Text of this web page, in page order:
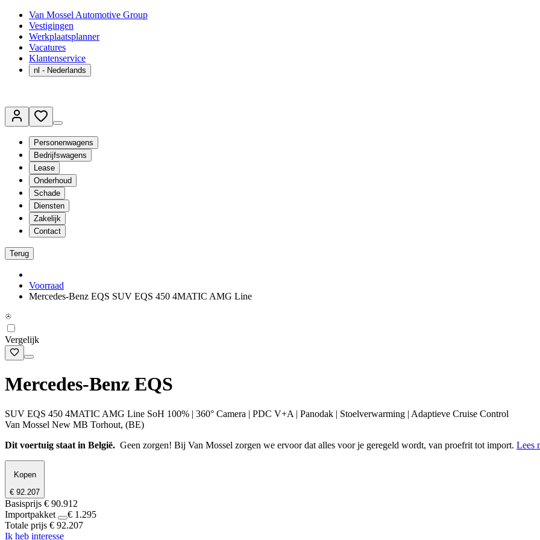
Van Mossel Automotive Group
Vestigingen
Werkplaatsplanner
Vacatures
Klantenservice
nl - Nederlands
Personenwagens
Bedrijfswagens
Lease
Onderhoud
Schade
Diensten
Zakelijk
Contact
Terug
Voorraad
Mercedes-Benz EQS SUV EQS 450 4MATIC AMG Line
Vergelijk
Mercedes-Benz EQS
SUV EQS 450 4MATIC AMG Line SoH 100% | 360° Camera | PDC V+A | Panodak | Stoelverwarming | Adaptieve Cruise Control
Van Mossel New MB Torhout, (BE)
Dit voertuig staat in België. Geen zorgen! Bij Van Mossel zorgen we ervoor dat alles voor je geregeld wordt, van proefrit tot import. Lees
Kopen
€ 92.207
Basisprijs € 90.912
Importpakket
€ 1.295
Totale prijs € 92.207
Ik heb interesse